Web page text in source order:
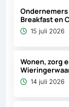
Ondernemers
Breakfast en
15 juli 2026
Wonen, zorg
14 juli 2026